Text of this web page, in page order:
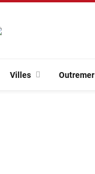
Villes Outremer